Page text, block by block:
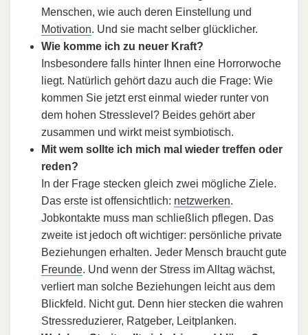
Menschen, wie auch deren Einstellung und
Motivation. Und sie macht selber glücklicher.
Wie komme ich zu neuer Kraft?
Insbesondere falls hinter Ihnen eine Horrorwoche
liegt. Natürlich gehört dazu auch die Frage: Wie
kommen Sie jetzt erst einmal wieder runter von
dem hohen Stresslevel? Beides gehört aber
zusammen und wirkt meist symbiotisch.
Mit wem sollte ich mich mal wieder treffen oder
reden?
In der Frage stecken gleich zwei mögliche Ziele.
Das erste ist offensichtlich: netzwerken.
Jobkontakte muss man schließlich pflegen. Das
zweite ist jedoch oft wichtiger: persönliche private
Beziehungen erhalten. Jeder Mensch braucht gute
Freunde. Und wenn der Stress im Alltag wächst,
verliert man solche Beziehungen leicht aus dem
Blickfeld. Nicht gut. Denn hier stecken die wahren
Stressreduzierer, Ratgeber, Leitplanken.